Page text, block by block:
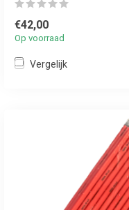
€42,00
Op voorraad
Vergelijk